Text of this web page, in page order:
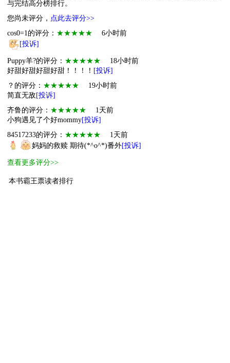
与完结高分榜排行。
您尚未评分， 点此去评分>>
cos0=1的评分： ★★★★★
6小时前
[投诉]
Puppy羊?的评分： ★★★★★
18小时前
好甜好甜好甜好甜！！！！ [投诉]
？的评分： ★★★★★
19小时前
简直无敌 [投诉]
齐鲁的评分： ★★★★★
1天前
小狗遇见了个好mommy[投诉]
84517233的评分： ★★★★★
1天前
妈妈的救赎 期待(*^o^*)番外[投诉]
查看更多评分>>
本书霸王票读者排行